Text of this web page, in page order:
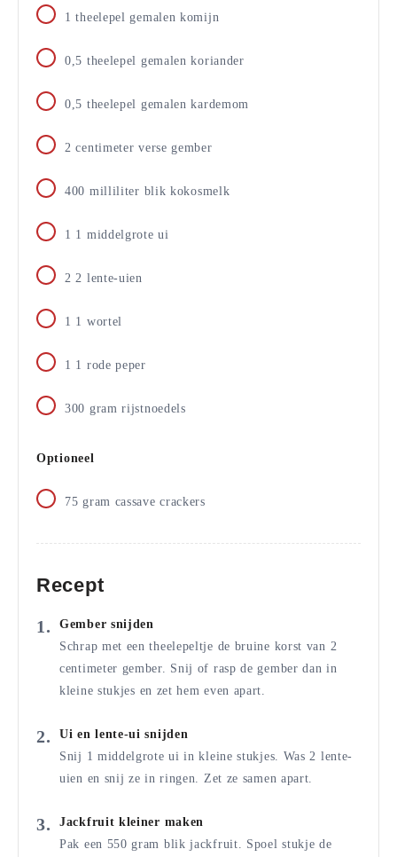
1 theelepel gemalen komijn
0,5 theelepel gemalen koriander
0,5 theelepel gemalen kardemom
2 centimeter verse gember
400 milliliter blik kokosmelk
1 1 middelgrote ui
2 2 lente-uien
1 1 wortel
1 1 rode peper
300 gram rijstnoedels
Optioneel
75 gram cassave crackers
Recept
Gember snijden
Schrap met een theelepeltje de bruine korst van 2
centimeter gember. Snij of rasp de gember dan in
kleine stukjes en zet hem even apart.
Ui en lente-ui snijden
Snij 1 middelgrote ui in kleine stukjes. Was 2 lente-
uien en snij ze in ringen. Zet ze samen apart.
Jackfruit kleiner maken
Pak een 550 gram blik jackfruit. Spoel stukje de